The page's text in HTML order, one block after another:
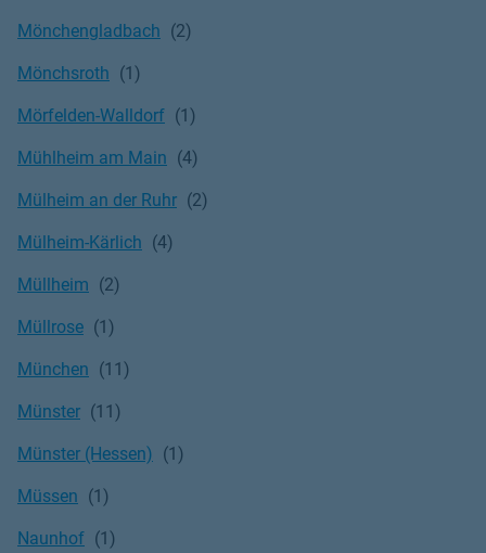
Mönchengladbach
Mönchsroth
Mörfelden-Walldorf
Mühlheim am Main
Mülheim an der Ruhr
Mülheim-Kärlich
Müllheim
Müllrose
München
Münster
Münster (Hessen)
Müssen
Naunhof